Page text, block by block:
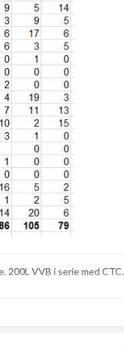
200L VVB i serie med CTC.